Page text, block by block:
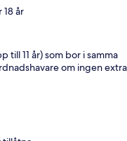
år
till 11 år) som bor i samma
om ingen extra